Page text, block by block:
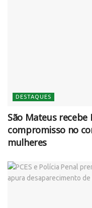
DESTAQUES
São Mateus
compromisso no
mulheres